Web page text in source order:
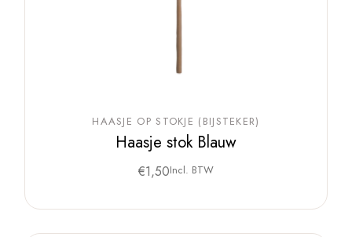
HAASJE OP STOKJE (BIJSTEKER)
Haasje stok Blauw
€1,50Incl. BTW